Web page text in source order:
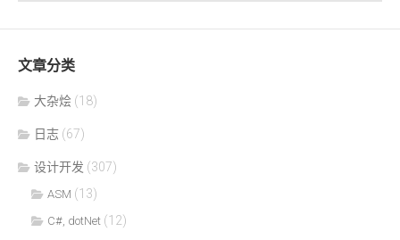
文章分类
大杂烩 (18)
日志 (67)
设计开发 (307)
ASM (13)
C#, dotNet (12)